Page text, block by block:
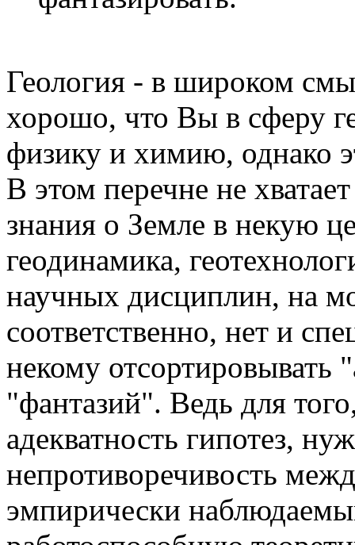
Геология - в широком
хорошо, что Вы в сферу
физику и химию, однако
В этом перечне не
знания о Земле в некую
геодинамика,
научных дисциплин, на
соответственно, нет и
некому отсортировывать
"фантазий". Ведь для
адекватность гипотез,
непротиворечивость
эмпирически